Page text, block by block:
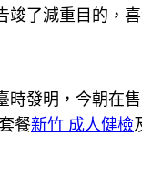
竣了減重目的，
時發明，今朝在
餐新竹 成人健檢